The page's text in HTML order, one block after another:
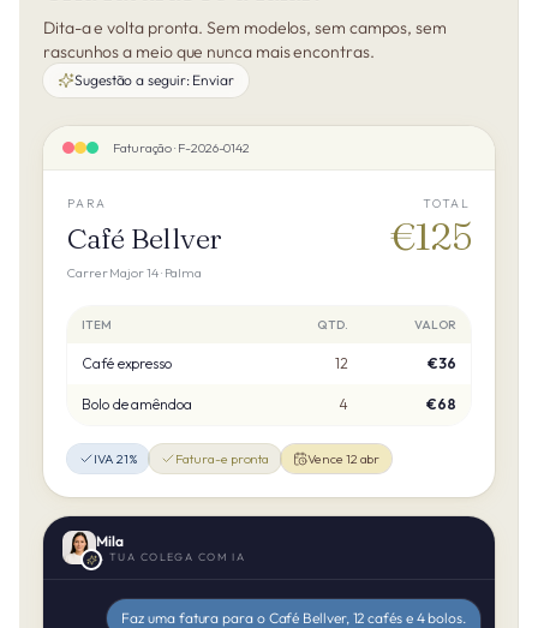
Dita-a e volta pronta. Sem modelos, sem campos, sem
rascunhos a meio que nunca mais encontras.
Sugestão a seguir: Enviar
Faturação · F-2026-0142
PARA
Café Bellver
Carrer Major 14 · Palma
TOTAL
€125
ITEM QTD. VALOR
Café expresso 12 €36
Bolo de amêndoa 4 €68
IVA 21% Fatura-e pronta Vence 12 abr
Mila
A TUA COLEGA COM IA
Faz uma fatura para o Café Bellver, 12 cafés e 4 bolos.